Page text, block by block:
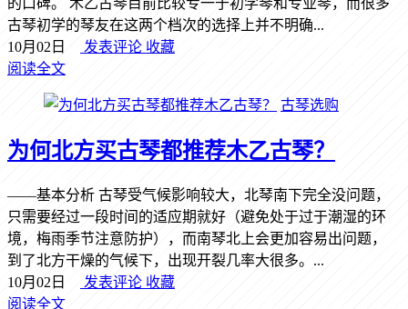
的口碑。 木乙古琴目前比较专一于初学琴和专业琴，而很多
古琴初学的琴友在这两个档次的选择上并不明确...
10月02日
发表评论 收藏
阅读全文
古琴选购
为何北方买古琴都推荐木乙古琴？
——基本分析 古琴受气候影响较大，北琴南下完全没问题，
只需要经过一段时间的适应期就好（避免处于过于潮湿的环
境，梅雨季节注意防护），而南琴北上会更加容易出问题，
到了北方干燥的气候下，出现开裂几率大很多。...
10月02日
发表评论 收藏
阅读全文